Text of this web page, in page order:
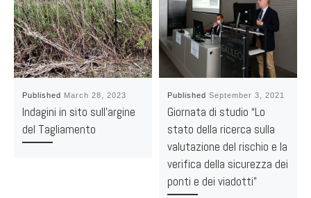
Published March 28, 2023
Indagini in sito sull’argine
del Tagliamento
PublishedSeptember 3, 2021
Giornata di studio “Lo
stato della ricerca sulla
valutazione del rischio e la
verifica della sicurezza dei
ponti e dei viadotti”